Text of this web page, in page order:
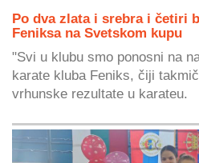
Po dva zlata i srebra i četiri
Feniksa na Svetskom kupu
"Svi u klubu smo ponosni na
karate kluba Feniks, čiji
vrhunske rezultate u karateu.